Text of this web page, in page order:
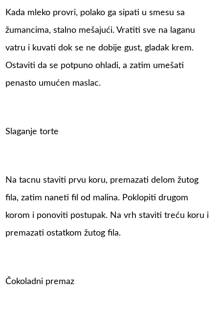
Kada mleko provri, polako ga sipati u smesu sa
žumancima, stalno mešajući. Vratiti sve na laganu
vatru i kuvati dok se ne dobije gust, gladak krem.
Ostaviti da se potpuno ohladi, a zatim umešati
penasto umućen maslac.
Slaganje torte
Na tacnu staviti prvu koru, premazati delom žutog
fila, zatim naneti fil od malina. Poklopiti drugom
korom i ponoviti postupak. Na vrh staviti treću koru i
premazati ostatkom žutog fila.
Čokoladni premaz